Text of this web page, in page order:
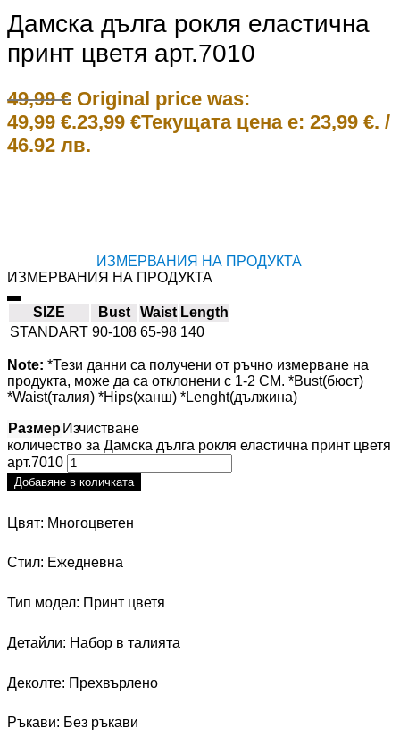
Дамска дълга рокля еластична
принт цветя арт.7010
49,99€ Original price was:
49,99 €.23,99 €Текущата цена е: 23,99 €. /
46.92 лв.
ИЗМЕРВАНИЯ НА ПРОДУКТА
ИЗМЕРВАНИЯ НА ПРОДУКТА
SIZE Bust Waist Length
STANDART 90-108 65-98 140
Note: *Тези данни са получени от ръчно измерване на
продукта, може да са отклонени с 1-2 CM. *Bust(бюст)
*Waist(талия) *Hips(ханш) *Lenght(дължина)
Размер Изчистване
количество за Дамска дълга рокля еластична принт цветя
арт.7010
Добавяне в количката
Цвят: Многоцветен
Стил: Ежедневна
Тип модел: Принт цветя
Детайли: Набор в талията
Деколте: Прехвърлено
Ръкави: Без ръкави